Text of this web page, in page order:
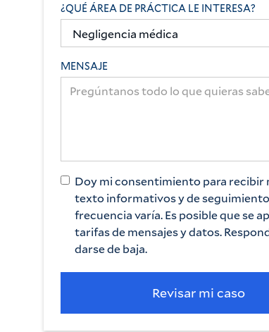
¿QUÉ ÁREA DE PRÁCTICA LE INTERESA?
MENSAJE
Doy mi consentimiento para recibir
texto informativos y de
frecuencia varía. Es posible que se
tarifas de mensajes y datos.
darse de baja.